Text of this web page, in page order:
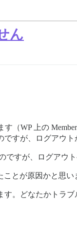
ん
（WP 上の
すが、ログアウト
ですが、ログアウ
とが原因かと思
。どなたかトラ